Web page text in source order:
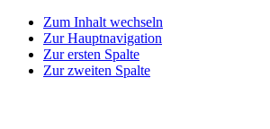
Zum Inhalt wechseln
Zur Hauptnavigation
Zur ersten Spalte
Zur zweiten Spalte